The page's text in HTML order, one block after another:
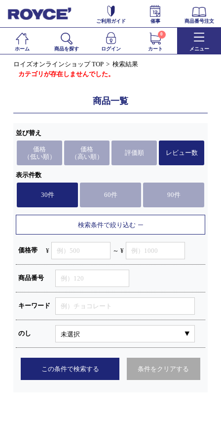
ご利用ガイド 催事 商品番号注文
ホーム 商品を探す ログイン カート
0
メニュー
ロイズオンラインショップ TOP
検索結果
カテゴリが存在しませんでした。
商品一覧
並び替え
価格
（低い順）
価格
（高い順）
評価順 レビュー数
表示件数
30件 60件 90件
検索条件で絞り込む
価格帯 ¥ ～ ¥
商品番号
キーワード
のし
この条件で検索する 条件をクリアする